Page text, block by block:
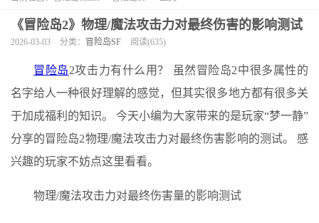
《冒险岛2》物理/魔法攻击力对最终伤害的影响测试
2026-03-03 分类： 冒险岛SF 阅读(635)
冒险岛2攻击力有什么用？ 虽然冒险岛2中很多属性的
名字给人一种很好理解的感觉，但其实很多地方都有很多关
于加成福利的知识。 今天小编为大家带来的是玩家“梦一静”
分享的冒险岛2物理/魔法攻击力对最终伤害影响的测试。 感
兴趣的玩家不妨点这里看看。
物理/魔法攻击力对最终伤害量的影响测试